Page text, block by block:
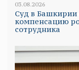
03.08.2026
Суд в
компенсацию
сотрудника